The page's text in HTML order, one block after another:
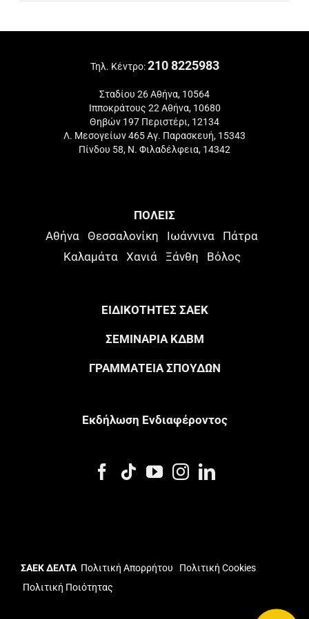
Τηλ. Κέντρο:210 8225983
Σταδίου 26 Αθήνα, 10564
Ιπποκράτους 22 Αθήνα, 10680
Θηβών 197 Περιστέρι, 12134
Λ. Μεσογείων 465 Αγ. Παρασκευή, 15343
Πίνδου 58, Ν. Φιλαδέλφεια, 14342
ΠΟΛΕΙΣ
Αθήνα Θεσσαλονίκη Ιωάννινα
Πάτρα
Καλαμάτα
Χανιά Ξάνθη Βόλος
ΕΙΔΙΚΟΤΗΤΕΣ ΣΑΕΚ
ΣΕΜΙΝΑΡΙΑ ΚΔΒΜ
ΓΡΑΜΜΑΤΕΙΑ ΣΠΟΥΔΩΝ
Eκδήλωση Eνδιαφέροντος
ΣΑΕΚ ΔΕΛΤΑ Πολιτική Απορρήτου
Πολιτική Cookies
Πολιτική Ποιότητας